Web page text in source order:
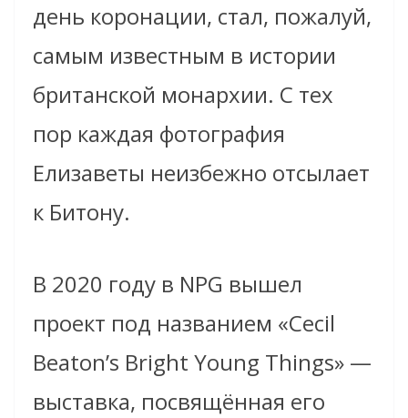
день коронации, стал, пожалуй,
самым известным в истории
британской монархии. С тех
пор каждая фотография
Елизаветы неизбежно отсылает
к Битону.
В 2020 году в NPG вышел
проект под названием «Cecil
Beaton’s Bright Young Things» —
выставка, посвящённая его